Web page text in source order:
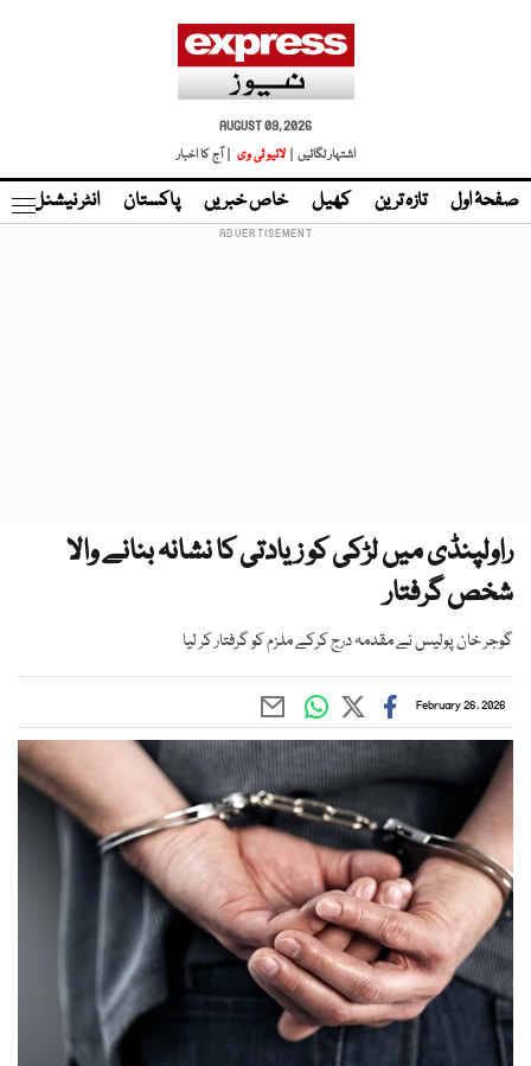
AUGUST 09, 2026
اشتہار لگائیں |
لائیو ٹی وی | آج کا اخبار
صفحۂ اول تازہ ترین کھیل خاص خبریں پاکستان انٹر نیشنل
راولپنڈی میں لڑکی کو زیادتی کا نشانہ بنانے والا
شخص گرفتار
گوجر خان پولیس نے مقدمہ درج کرکے ملزم کو گرفتار کر لیا
February 26, 2026